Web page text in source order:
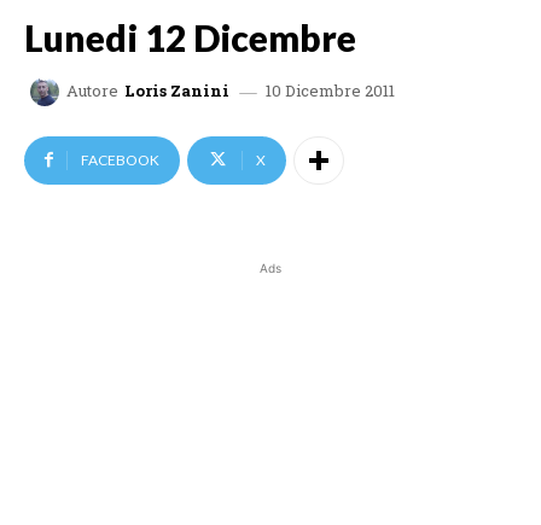
Lunedi 12 Dicembre
Autore Loris Zanini 10 Dicembre 2011
FACEBOOK X
Ads